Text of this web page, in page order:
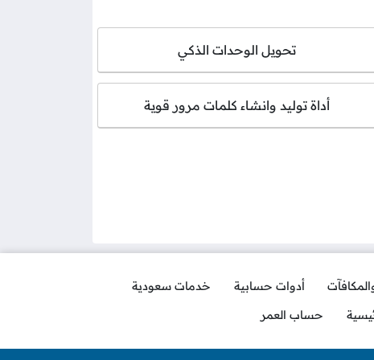
تحويل الوحدات الذكي
أداة توليد وانشاء كلمات مرور قوية
أدوات حسابية
خدمات سعودية
حساب العمر